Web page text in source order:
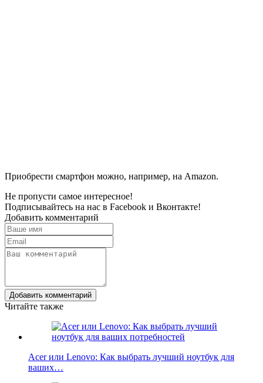
Приобрести смартфон можно, например, на Amazon.
Не пропусти самое интересное!
Подписывайтесь на нас в Facebook и Вконтакте!
Добавить комментарий
Добавить комментарий
Читайте также
Acer или Lenovo: Как выбрать лучший ноутбук для
ваших…